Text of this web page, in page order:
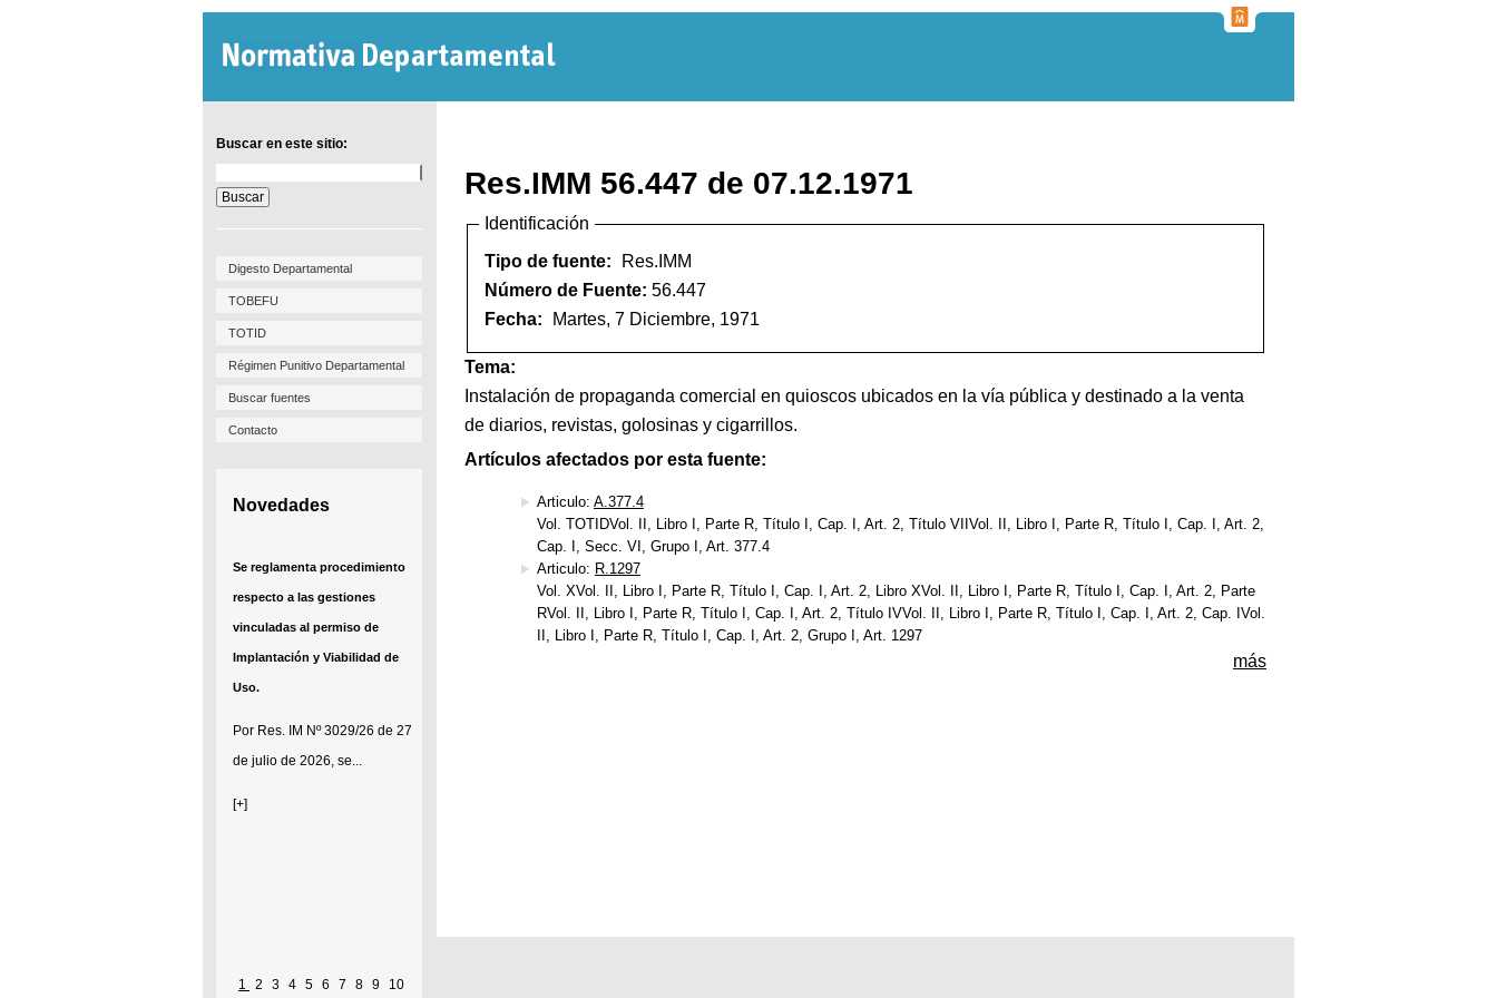
Buscar en este sitio:
en
este
sitio:
Digesto Departamental
TOBEFU
TOTID
Régimen Punitivo Departamental
Buscar fuentes
Contacto
Novedades
Se reglamenta procedimiento
respecto a las gestiones
vinculadas al permiso de
Implantación y Viabilidad de
Uso.
Por Res. IM Nº 3029/26 de 27
de julio de 2026, se...
[+]
1 2 3 4 5 6 7 8 9 10
Res.IMM 56.447 de 07.12.1971
Identificación
Tipo de fuente:
Res.IMM
Número de Fuente: 56.447
Fecha:
Martes, 7 Diciembre, 1971
Tema:
Instalación de propaganda comercial en quioscos ubicados en la vía pública y destinado a la venta
de diarios, revistas, golosinas y cigarrillos.
Artículos afectados por esta fuente:
Articulo: A.377.4
Vol. TOTIDVol. II, Libro I, Parte R, Título I, Cap. I, Art. 2, Título VIIVol. II, Libro I, Parte R, Título I, Cap. I, Art. 2,
Cap. I, Secc. VI, Grupo I, Art. 377.4
Articulo: R.1297
Vol. XVol. II, Libro I, Parte R, Título I, Cap. I, Art. 2, Libro XVol. II, Libro I, Parte R, Título I, Cap. I, Art. 2, Parte
RVol. II, Libro I, Parte R, Título I, Cap. I, Art. 2, Título IVVol. II, Libro I, Parte R, Título I, Cap. I, Art. 2, Cap. IVol.
II, Libro I, Parte R, Título I, Cap. I, Art. 2, Grupo I, Art. 1297
más